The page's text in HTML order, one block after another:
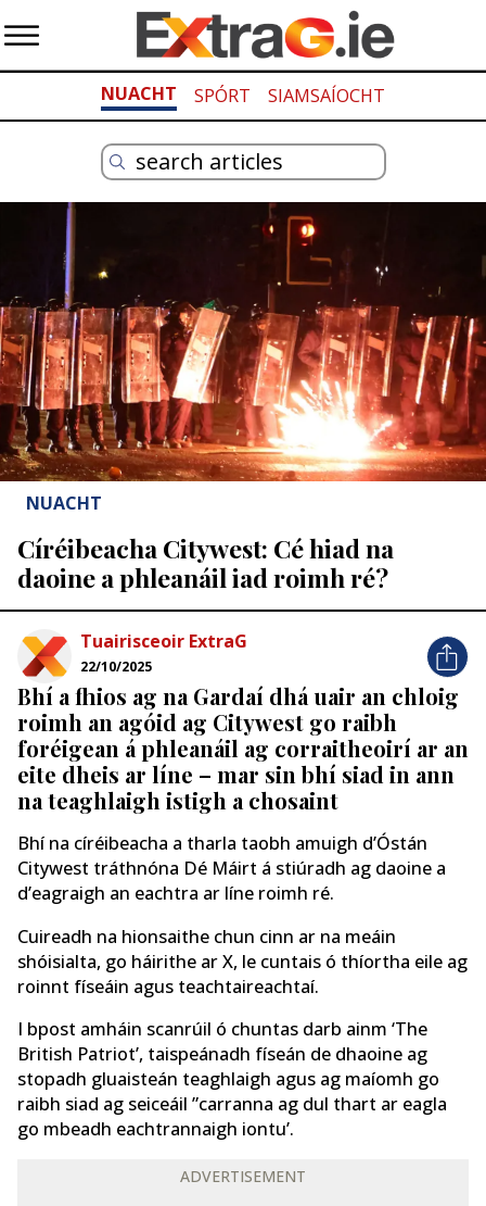
NUACHT SPÓRT SIAMSAÍOCHT
NUACHT
Círéibeacha Citywest: Cé hiad na
daoine a phleanáil iad roimh ré?
Tuairisceoir ExtraG
22/10/2025
Bhí a fhios ag na Gardaí dhá uair an chloig
roimh an agóid ag Citywest go raibh
foréigean á phleanáil ag corraitheoirí ar an
eite dheis ar líne – mar sin bhí siad in ann
na teaghlaigh istigh a chosaint
Bhí na círéibeacha a tharla taobh amuigh d’Óstán
Citywest tráthnóna Dé Máirt á stiúradh ag daoine a
d’eagraigh an eachtra ar líne roimh ré.
Cuireadh na hionsaithe chun cinn ar na meáin
shóisialta, go háirithe ar X, le cuntais ó thíortha eile ag
roinnt físeáin agus teachtaireachtaí.
I bpost amháin scanrúil ó chuntas darb ainm ‘The
British Patriot’, taispeánadh físeán de dhaoine ag
stopadh gluaisteán teaghlaigh agus ag maíomh go
raibh siad ag seiceáil ”carranna ag dul thart ar eagla
go mbeadh eachtrannaigh iontu’.
ADVERTISEMENT